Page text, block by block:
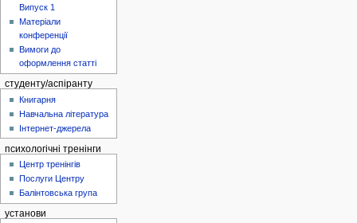
Випуск 1
Матеріали
конференції
Вимоги до
оформлення статті
студенту/аспіранту
Книгарня
Навчальна література
Інтернет-джерела
психологічні тренінги
Центр тренінгів
Послуги Центру
Балінтовська група
установи